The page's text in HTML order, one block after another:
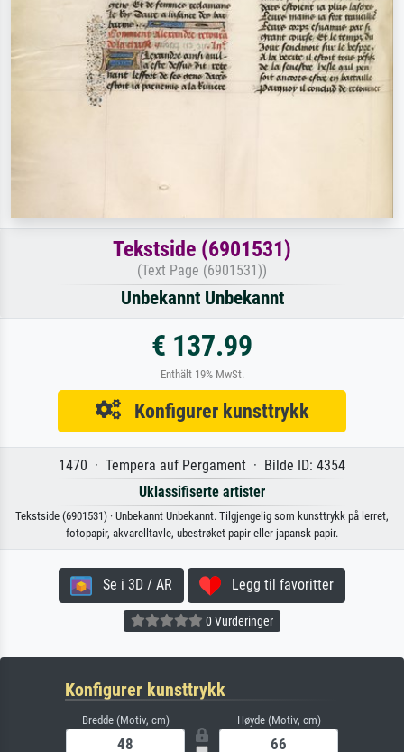
Tekstside (6901531)
(Text Page (6901531))
Unbekannt Unbekannt
€ 137.99
Enthält 19% MwSt.
Konfigurer kunsttrykk
1470 · Tempera auf Pergament · Bilde ID: 4354
Uklassifiserte artister
Tekstside (6901531) · Unbekannt Unbekannt. Tilgjengelig som kunsttrykk på lerret,
fotopapir, akvarelltavle, ubestrøket papir eller japansk papir.
Se i 3D / AR Legg til favoritter
0 Vurderinger
Konfigurer kunsttrykk
Bredde (Motiv, cm) Høyde (Motiv, cm)